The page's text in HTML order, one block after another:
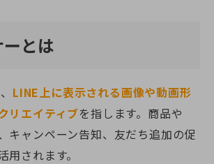
とは
LINE上に表示される画像や動画形
リエイティブを指します。商品や
キャンペーン告知、友だち追加の促
用されます。